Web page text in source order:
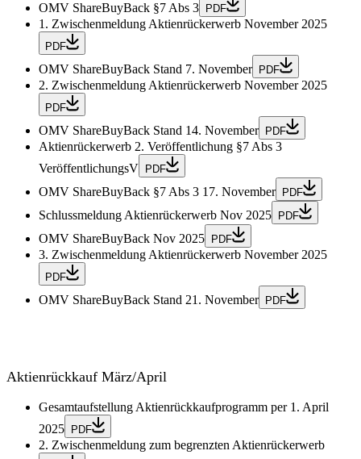
OMV ShareBuyBack §7 Abs 3 PDF
1. Zwischenmeldung Aktienrückerwerb November 2025
PDF
OMV ShareBuyBack Stand 7. November PDF
2. Zwischenmeldung Aktienrückerwerb November 2025
PDF
OMV ShareBuyBack Stand 14. November PDF
Aktienrückerwerb 2. Veröffentlichung §7 Abs 3
VeröffentlichungsV
PDF
OMV ShareBuyBack §7 Abs 3 17. November PDF
Schlussmeldung Aktienrückerwerb Nov 2025 PDF
OMV ShareBuyBack Nov 2025 PDF
3. Zwischenmeldung Aktienrückerwerb November 2025
PDF
OMV ShareBuyBack Stand 21. November PDF
Aktienrückkauf März/April
Gesamtaufstellung Aktienrückkaufprogramm per 1. April
2025
PDF
2. Zwischenmeldung zum begrenzten Aktienrückerwerb